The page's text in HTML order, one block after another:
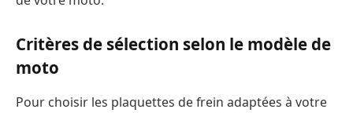
Critères de sélection selon le modèle de
moto
Pour choisir les plaquettes de frein adaptées à votre